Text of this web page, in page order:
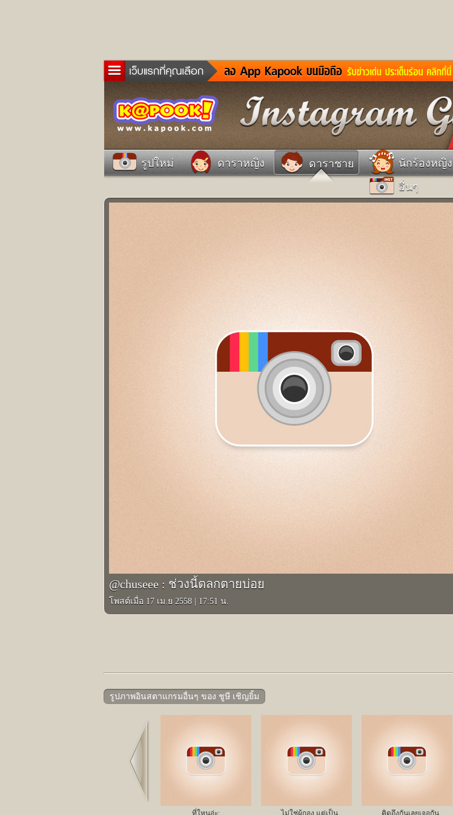
ข่าวด่วน ข่าวสั้น
ละคร
หนังใหม่
เกม
หมากรุกไทย
ดูดวง
ทำนายฝัน
ผู้ชาย
ผลบอล
กลอน
dictionary
เช็คความเร็วเน็ต
รูปใหม่ ดาราหญิง ดาราชาย นักร้องหญิง
อื่นๆ
@chuseee : ช่วงนี้ตลกตายบ่อย
โพสต์เมื่อ 17 เม.ย 2558 17:51 น.
รูปภาพอินสตาแกรมอื่นๆ ของ ชูษี เชิญยิ้ม
ที่ใหนอ่ะ; ไม่ใช่ผู้กอง.แต่เป็น คิดถึงกันเลยเจอกัน